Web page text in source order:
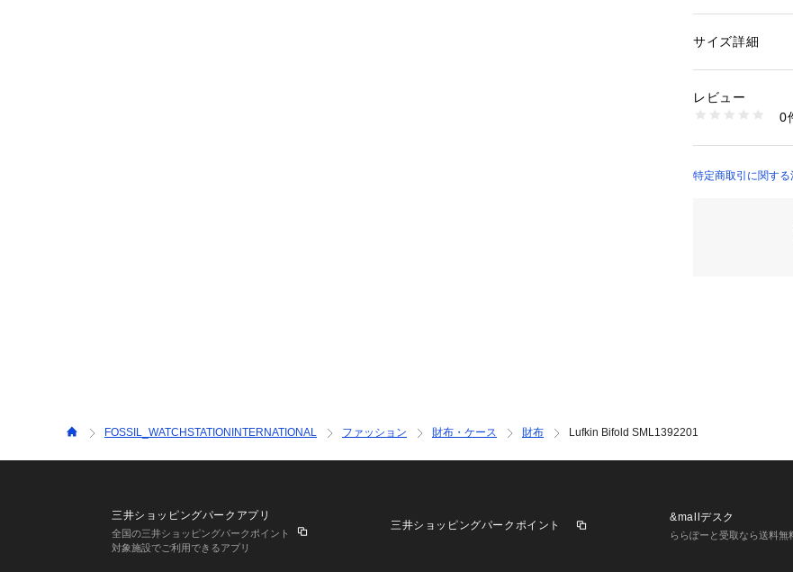
が異なってみえ
性別：メンズ
商品番号：
SML1392201 （
サイズ詳細
レビュー
0
特定商取引に関する
FOSSIL_WATCHSTATIONINTERNATIONAL ファッション 財布・ケース 財布 Lufkin Bifold SML1392201
三井ショッピングパークアプリ
全国の三井ショッピングパークポイント
対象施設でご利用できるアプリ
三井ショッピングパークポイント
&mallデスク
ららぽーと受取なら送料無